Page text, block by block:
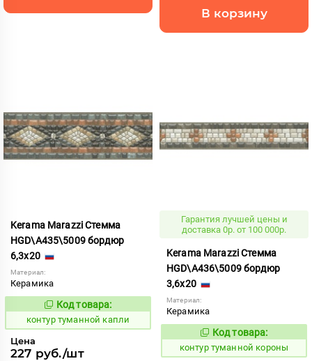
В корзину
Kerama Marazzi Стемма
HGD\A435\5009 бордюр
6,3x20
Материал:
Керамика
763162
Код товара:
контур туманной капли
Цена
227 руб./шт
Гарантия лучшей цены и
доставка 0р. от 100 000р.
Kerama Marazzi Стемма
HGD\A436\5009 бордюр
3,6x20
Материал:
Керамика
763163
Код товара:
контур туманной короны